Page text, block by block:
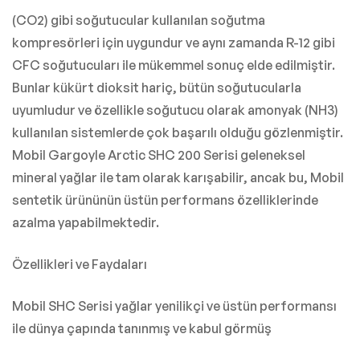
(CO2) gibi soğutucular kullanılan soğutma
kompresörleri için uygundur ve aynı zamanda R-12 gibi
CFC soğutucuları ile mükemmel sonuç elde edilmiştir.
Bunlar kükürt dioksit hariç, bütün soğutucularla
uyumludur ve özellikle soğutucu olarak amonyak (NH3)
kullanılan sistemlerde çok başarılı olduğu gözlenmiştir.
Mobil Gargoyle Arctic SHC 200 Serisi geleneksel
mineral yağlar ile tam olarak karışabilir, ancak bu, Mobil
sentetik ürününün üstün performans özelliklerinde
azalma yapabilmektedir.
Özellikleri ve Faydaları
Mobil SHC Serisi yağlar yenilikçi ve üstün performansı
ile dünya çapında tanınmış ve kabul görmüş